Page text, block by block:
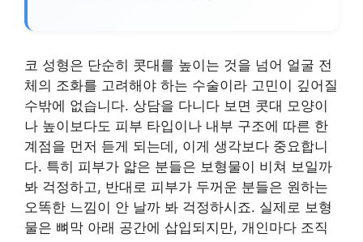
코 성형은 단순히 콧대를 높이는 것을 넘어 얼굴 전
체의 조화를 고려해야 하는 수술이라 고민이 깊어질
수밖에 없습니다. 상담을 다니다 보면 콧대 모양이
나 높이보다도 피부 타입이나 내부 구조에 따른 한
계점을 먼저 듣게 되는데, 이게 생각보다 중요합니
다. 특히 피부가 얇은 분들은 보형물이 비쳐 보일까
봐 걱정하고, 반대로 피부가 두꺼운 분들은 원하는
오똑한 느낌이 안 날까 봐 걱정하시죠. 실제로 보형
물은 뼈막 아래 공간에 삽입되지만, 개인마다 조직